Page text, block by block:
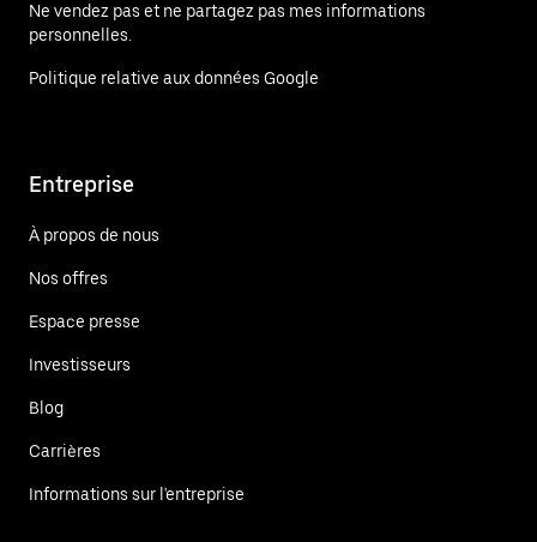
Ne vendez pas et ne partagez pas mes informations
personnelles.
Politique relative aux données Google
Entreprise
À propos de nous
Nos offres
Espace presse
Investisseurs
Blog
Carrières
Informations sur l'entreprise